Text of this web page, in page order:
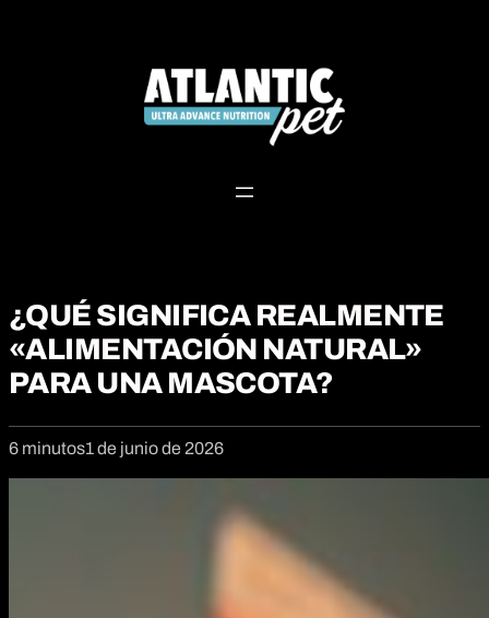
¿QUÉ SIGNIFICA REALMENTE
«ALIMENTACIÓN NATURAL»
PARA UNA MASCOTA?
6 minutos1 de junio de 2026